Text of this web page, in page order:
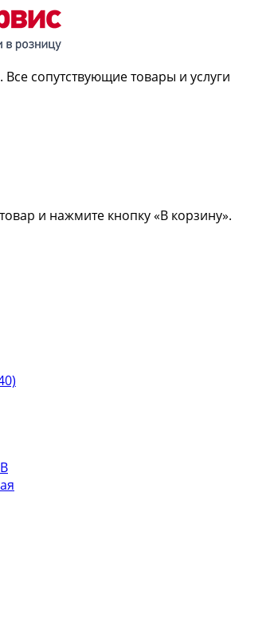
сопутствующие товары и услуги
и нажмите кнопку «В корзину».